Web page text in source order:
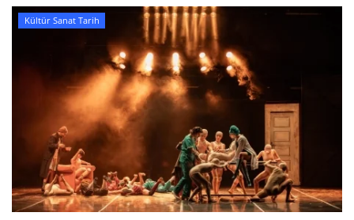
Kültür Sanat Tarih